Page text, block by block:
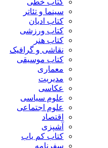
کتاب خطی
سینما و تئاتر
کتاب ادیان
کتاب ورزشی
کتاب هنر
نقاشی و گرافیک
کتاب موسیقی
معماری
مدیریت
عکاسی
علوم سیاسی
علوم اجتماعی
اقتصاد
آشپزی
کتاب کم یاب
سفرنامه